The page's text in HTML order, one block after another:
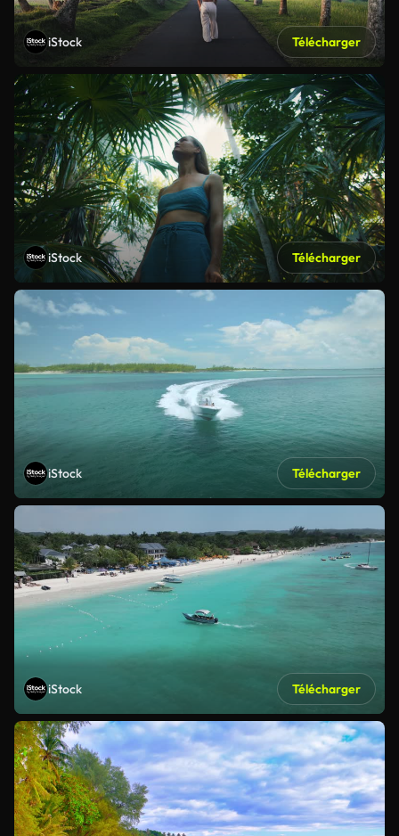
iStock Télécharger
iStock Télécharger
iStock Télécharger
iStock Télécharger